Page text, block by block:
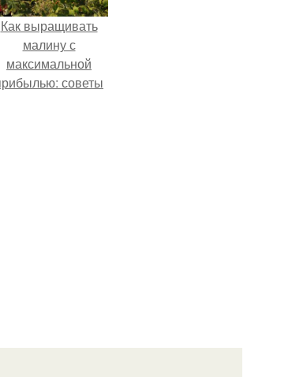
Как выращивать
малину с
максимальной
советы